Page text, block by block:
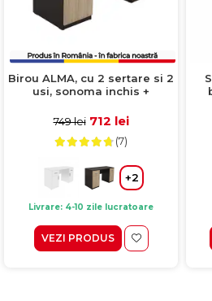
Birou ALMA, cu 2 sertare si 2
usi, sonoma inchis +
cm
749 lei 712 lei
(7)
+2
Livrare: 4-10 zile lucratoare
VEZI PRODUS